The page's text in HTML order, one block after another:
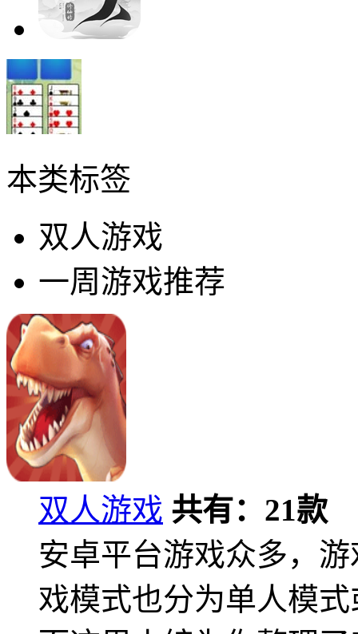
本类标签
双人游戏
一周游戏推荐
双人游戏 共有： 21款
安卓平台游戏众多，
戏模式也分为单人模